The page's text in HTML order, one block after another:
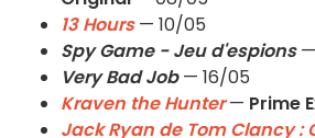
13 Hours— 10/05
Spy Game - Jeu d'espions—
Very Bad Job— 16/05
Kraven the Hunter— Prime
Jack Ryan de Tom Clancy :